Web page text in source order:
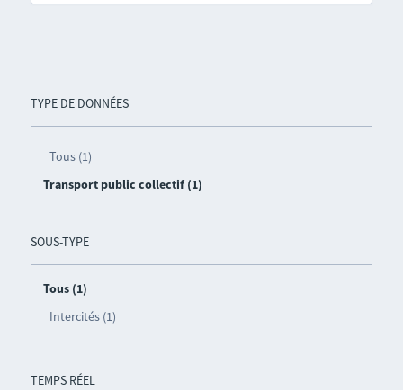
TYPE DE DONNÉES
Tous (1)
Transport public collectif (1)
SOUS-TYPE
Tous (1)
Intercités (1)
TEMPS RÉEL